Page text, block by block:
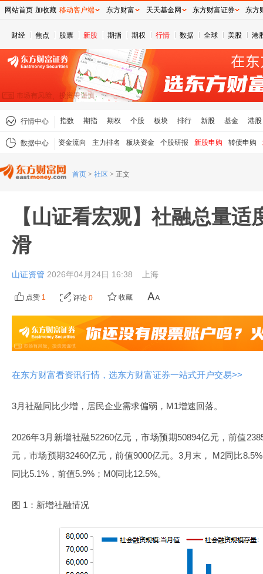
财经 焦点 股票 新股 期指 期权 行情 数据 全球 美股 港
行情中心 指数 期指 期权 个股 板块 排行 新股 基金 港股
数据中心 资金流向 主力排名 板块资金 个股研报 新股申购 转债申购
首页 > 社区 > 正文
【山证看宏观】社融总量适
滑
山证资管 2026年04月24日 16:38 上海
点赞 1 评论 0 收藏
在东方财富看资讯行情，选东方财富证券一站式开户交易>>
3月社融同比少增，居民企业需求偏弱，M1增速回落。
2026年3月新增社融52260亿元，市场预期50894亿元，前值
元，市场预期32460亿元，前值9000亿元。3月末， M2同比
同比5.1%，前值5.9%；M0同比12.5%。
图 1：新增社融情况
网站首页 加收藏 移动客户端 东方财富 天天基金网 东方财富证券 东方